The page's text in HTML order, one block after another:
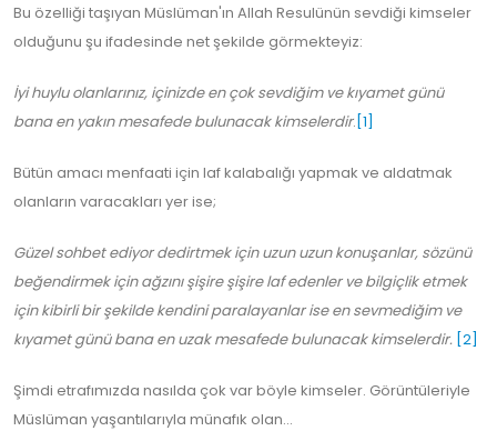
Bu özelliği taşıyan Müslüman'ın Allah Resulünün sevdiği kimseler
olduğunu şu ifadesinde net şekilde görmekteyiz:
İyi huylu olanlarınız, içinizde en çok sevdiğim ve kıyamet günü
bana en yakın mesafede bulunacak kimselerdir. [1]
Bütün amacı menfaati için laf kalabalığı yapmak ve aldatmak
olanların varacakları yer ise;
Güzel sohbet ediyor dedirtmek için uzun uzun konuşanlar, sözünü
beğendirmek için ağzını şişire şişire laf edenler ve bilgiçlik etmek
için kibirli bir şekilde kendini paralayanlar ise en sevmediğim ve
kıyamet günü bana en uzak mesafede bulunacak kimselerdir. [2]
Şimdi etrafımızda nasılda çok var böyle kimseler. Görüntüleriyle
Müslüman yaşantılarıyla münafık olan...